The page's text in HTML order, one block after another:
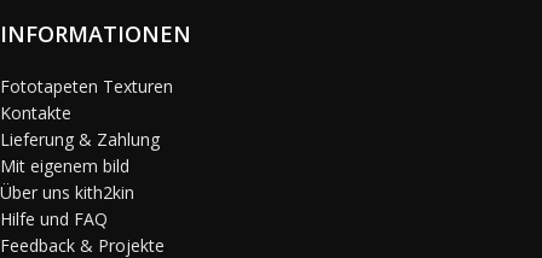
INFORMATIONEN
Fototapeten Texturen
Kontakte
Lieferung & Zahlung
Mit eigenem bild
Über uns kith2kin
Hilfe und FAQ
Feedback & Projekte